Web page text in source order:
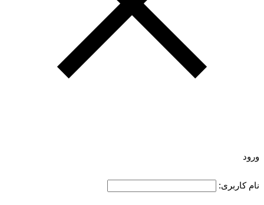
ورود
نام کاربری: